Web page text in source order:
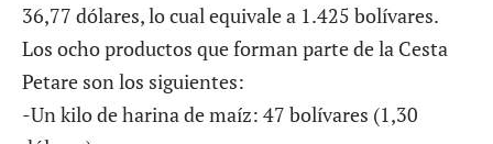
36,77 dólares, lo cual equivale a 1.425 bolívares.
Los ocho productos que forman parte de la Cesta
Petare son los siguientes:
-Un kilo de harina de maíz: 47 bolívares (1,30